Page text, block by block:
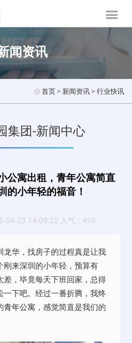
闻资讯
首页> 新闻资讯>行业快讯
集团-新闻中心
公寓出租，青年公寓简直
的小年轻的福音！
04-23 14:09:22 人气：459
华，找房子的过程真是让我
刚来深圳的小年轻，预算有
差，毕竟每天下班回家，总得
一下吧。经过一番折腾，我终
青年公寓 ，感觉简直是我们的